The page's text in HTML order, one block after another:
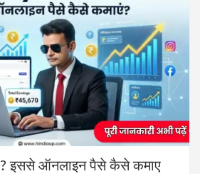
? इससे ऑनलाइन पैसे कैसे कमाए